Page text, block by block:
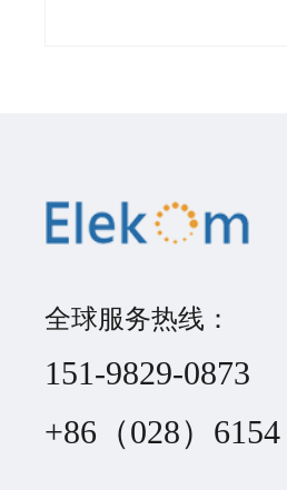
全球服务热线：
151-9829-0873
+86（028）6154